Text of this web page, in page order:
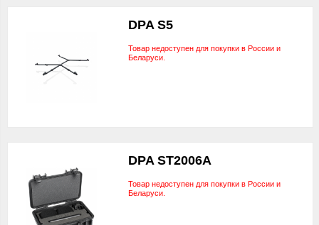
DPA S5
Товар недоступен для покупки в России и
Беларуси.
DPA ST2006A
Товар недоступен для покупки в России и
Беларуси.